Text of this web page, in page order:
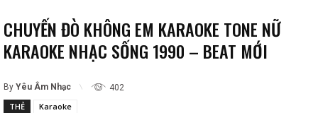
CHUYẾN ĐÒ KHÔNG EM KARAOKE TONE NỮ
KARAOKE NHẠC SỐNG 1990 – BEAT MỚI
By Yêu Âm Nhạc 402
THẺ Karaoke